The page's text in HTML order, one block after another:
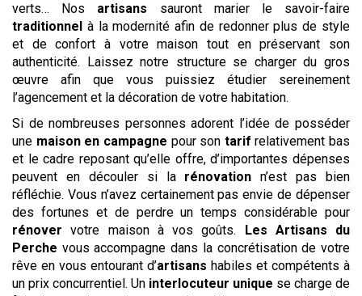
verts… Nos artisans sauront marier le savoir-faire
traditionnel à la modernité afin de redonner plus de style
et de confort à votre maison tout en préservant son
authenticité. Laissez notre structure se charger du gros
œuvre afin que vous puissiez étudier sereinement
l’agencement et la décoration de votre habitation.
Si de nombreuses personnes adorent l’idée de posséder
une maison en campagne pour son tarif relativement bas
et le cadre reposant qu’elle offre, d’importantes dépenses
peuvent en découler si la rénovation n’est pas bien
réfléchie. Vous n’avez certainement pas envie de dépenser
des fortunes et de perdre un temps considérable pour
rénovervotre maison à vos goûts.
Les Artisans du
Perche vous accompagne dans la concrétisation de votre
rêve en vous entourant d’artisans habiles et compétents à
un prix concurrentiel. Un interlocuteur unique se charge de